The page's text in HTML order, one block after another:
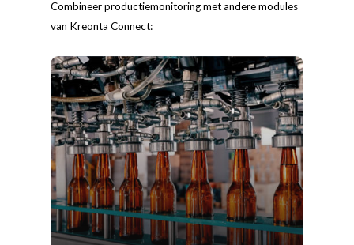
Combineer productiemonitoring met andere modules
van Kreonta Connect: